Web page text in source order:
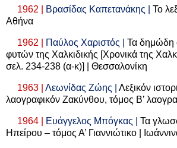
1962 | Βρασίδας Καπετανάκης | Το
Αθήνα
1962 | Παύλος Χαριστός | Τα δημώδη
φυτών της Χαλκιδικής [Χρονικά της
σελ. 234-238 (α-κ)] | Θεσσαλονίκη
1963 | Λεωνίδας Ζώης | Λεξικόν
λαογραφικόν Ζακύνθου, τόμος Β’
1964 | Ευάγγελος Μπόγκας | Τα
Ηπείρου – τόμος Α’ Γιαννιώτικο |